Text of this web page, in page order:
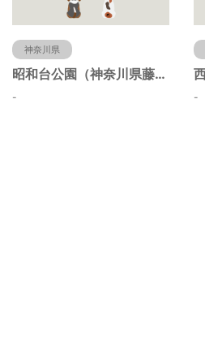
神奈川県
昭和台公園（神奈川県藤沢市）
- -